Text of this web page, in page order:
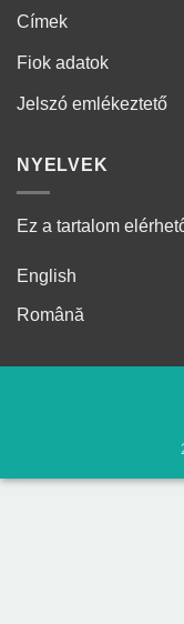
Címek
Fiok adatok
Jelszó emlékeztető
NYELVEK
Ez a tartalom
English
Română